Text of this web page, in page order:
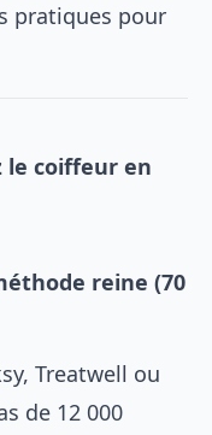
pratiques pour
le coiffeur en
reine (70
Treatwell ou
de 12 000